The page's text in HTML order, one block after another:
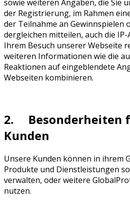
sowie weiteren Angaben, die Sie
der Registrierung, im Rahmen
der Teilnahme an Gewinnspielen
dergleichen mitteilen, auch die IP-
Ihrem Besuch unserer Webseite
weiteren Informationen wie die
Reaktionen auf eingeblendete
Webseiten kombinieren.
2. Besonderheiten
Kunden
Unsere Kunden können in ihrem
Produkte und Dienstleistungen
verwalten, oder weitere
nutzen.